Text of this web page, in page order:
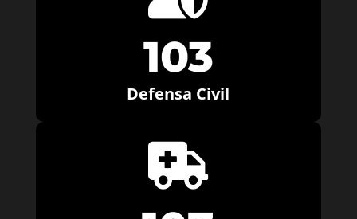
103
Defensa Civil
